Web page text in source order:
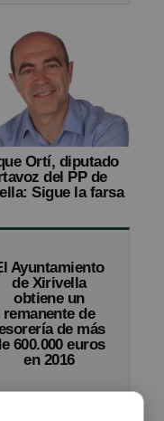
Ortí, diputado
del PP de
Sigue la farsa
Ayuntamiento
de Xirivella
obtiene un
remanente de
de más
600.000 euros
en 2016